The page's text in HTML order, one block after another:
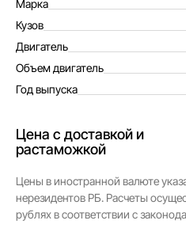
Марка
Кузов
Двигатель
Объем двигатель
Год выпуска
Цена с доставкой и
растаможкой
Цены в иностранной валюте
нерезидентов РБ. Расчеты
рублях в соответствии с